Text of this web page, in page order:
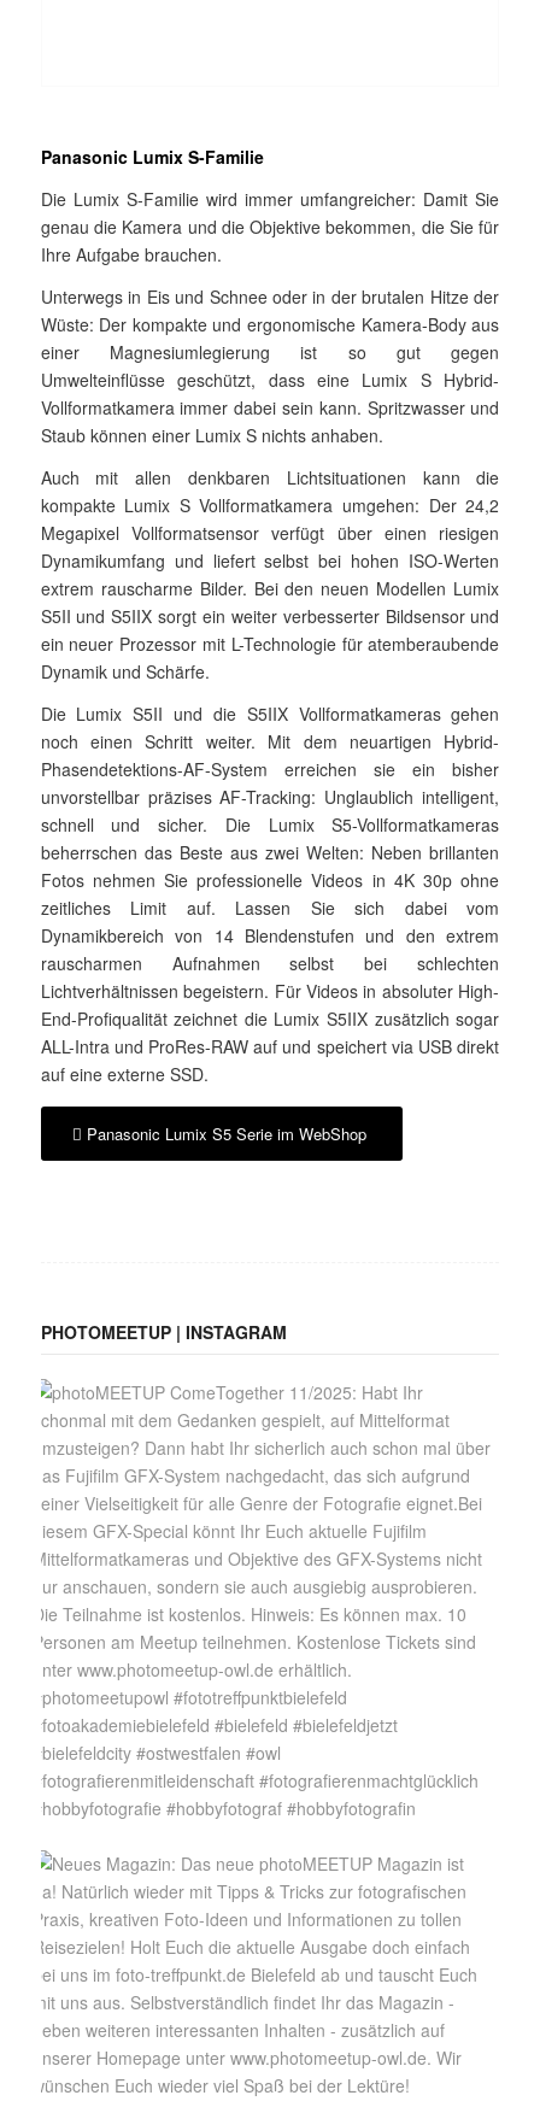
Panasonic Lumix S-Familie
Die Lumix S-Familie wird immer umfangreicher: Damit Sie
genau die Kamera und die Objektive bekommen, die Sie für
Ihre Aufgabe brauchen.
Unterwegs in Eis und Schnee oder in der brutalen Hitze der
Wüste: Der kompakte und ergonomische Kamera-Body aus
einer Magnesiumlegierung ist so gut gegen
Umwelteinflüsse geschützt, dass eine Lumix S Hybrid-
Vollformatkamera immer dabei sein kann. Spritzwasser und
Staub können einer Lumix S nichts anhaben.
Auch mit allen denkbaren Lichtsituationen kann die
kompakte Lumix S Vollformatkamera umgehen: Der 24,2
Megapixel Vollformatsensor verfügt über einen riesigen
Dynamikumfang und liefert selbst bei hohen ISO-Werten
extrem rauscharme Bilder. Bei den neuen Modellen Lumix
S5II und S5IIX sorgt ein weiter verbesserter Bildsensor und
ein neuer Prozessor mit L-Technologie für atemberaubende
Dynamik und Schärfe.
Die Lumix S5II und die S5IIX Vollformatkameras gehen
noch einen Schritt weiter. Mit dem neuartigen Hybrid-
Phasendetektions-AF-System erreichen sie ein bisher
unvorstellbar präzises AF-Tracking: Unglaublich intelligent,
schnell und sicher. Die Lumix S5-Vollformatkameras
beherrschen das Beste aus zwei Welten: Neben brillanten
Fotos nehmen Sie professionelle Videos in 4K 30p ohne
zeitliches Limit auf. Lassen Sie sich dabei vom
Dynamikbereich von 14 Blendenstufen und den extrem
rauscharmen Aufnahmen selbst bei schlechten
Lichtverhältnissen begeistern. Für Videos in absoluter High-
End-Profiqualität zeichnet die Lumix S5IIX zusätzlich sogar
ALL-Intra und ProRes-RAW auf und speichert via USB direkt
auf eine externe SSD.
Panasonic Lumix S5 Serie im WebShop
PHOTOMEETUP | INSTAGRAM